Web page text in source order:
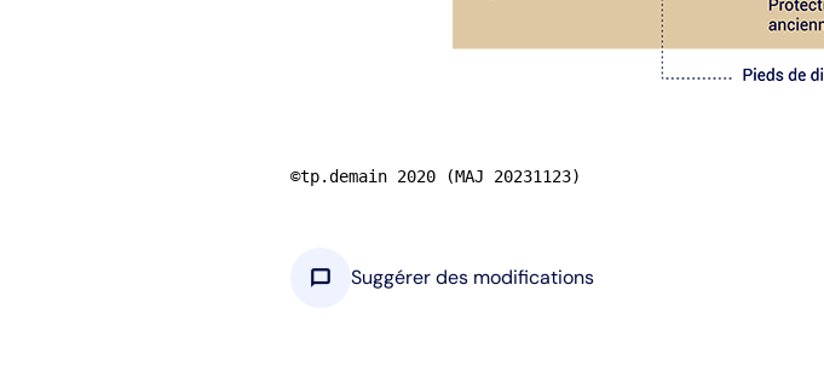
©tp.demain 2020 (MAJ 20231123)
chat_bubble Suggérer des modifications